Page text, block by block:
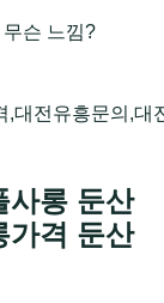
슨 느낌?
대전유흥문의,
사롱 둔산
가격 둔산